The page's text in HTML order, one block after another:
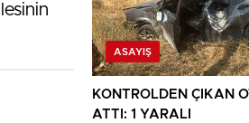
ASAYIŞ
KONTROLDEN ÇIKAN
ATTI: 1 YARALI